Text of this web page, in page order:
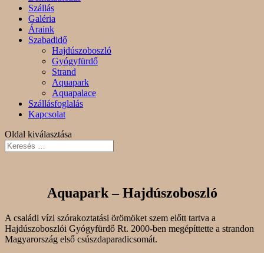
Szállás
Galéria
Áraink
Szabadidő
Hajdúszoboszló
Gyógyfürdő
Strand
Aquapark
Aquapalace
Szállásfoglalás
Kapcsolat
Oldal kiválasztása
Aquapark – Hajdúszoboszló
A családi vízi szórakoztatási örömöket szem előtt tartva a
Hajdúszoboszlói Gyógyfürdő Rt. 2000-ben megépíttette a strandon
Magyarország első csúszdaparadicsomát.